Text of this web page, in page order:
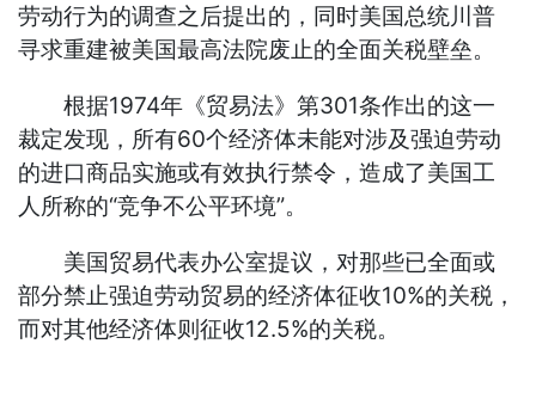
劳动行为的调查之后提出的，同时美国总统川普
寻求重建被美国最高法院废止的全面关税壁垒。
根据1974年《贸易法》第301条作出的这一
裁定发现，所有60个经济体未能对涉及强迫劳动
的进口商品实施或有效执行禁令，造成了美国工
人所称的“竞争不公平环境”。
美国贸易代表办公室提议，对那些已全面或
部分禁止强迫劳动贸易的经济体征收10%的关税，
而对其他经济体则征收12.5%的关税。